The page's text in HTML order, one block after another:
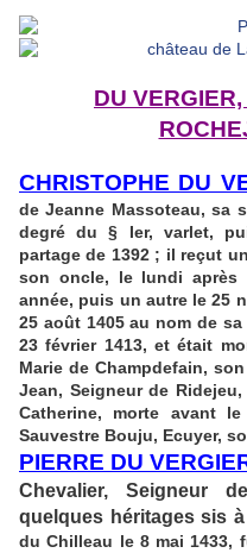
DU
CHRISTOPHE DU
de Jeanne Massoteau, sa
degré du § Ier, varlet,
partage de 1392 ; il reçut
son oncle, le lundi après
année, puis un autre le 25
25 août 1405 au nom de
23 février 1413, et était
Marie de Champdefain,
Jean, Seigneur de
Catherine, morte avant
Sauvestre Bouju, Ecuyer,
PIERRE DU
Chevalier, Seigneur
quelques héritages sis
du Chilleau le 8 mai 1433,